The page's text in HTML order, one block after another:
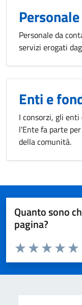
Personale da
servizi erogati
Enti e
I consorzi, gli
l'Ente fa parte
della comunità.
Quanto sono
pagina?
Valuta da 1 a 5 stelle la
Valuta
Valuta 3
Valuta 2 stelle
Valuta 1 stelle su 5